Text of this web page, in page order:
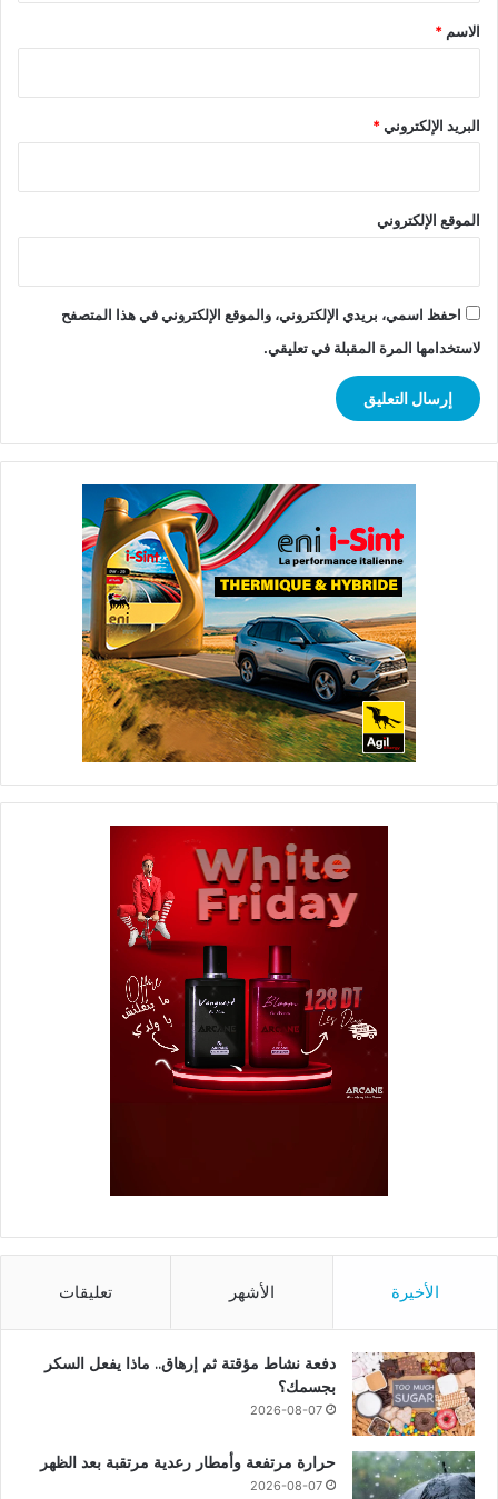
*
الاسم *
البريد الإلكتروني*
الموقع الإلكتروني
احفظ اسمي، بريدي الإلكتروني، والموقع الإلكتروني في هذا المتصفح
لاستخدامها المرة المقبلة في تعليقي.
الأخيرة الأشهر تعليقات
دفعة نشاط مؤقتة ثم إرهاق.. ماذا يفعل السكر
بجسمك؟
2026-08-07
حرارة مرتفعة وأمطار رعدية مرتقبة بعد الظهر
2026-08-07